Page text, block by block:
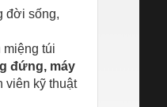
đời sống,
miệng túi
đứng, máy
viên kỹ thuật